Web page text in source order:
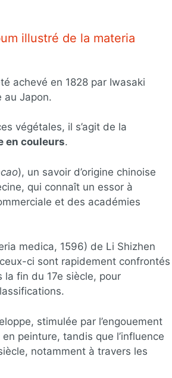
illustré de la materia
achevé en 1828 par Iwasaki
au Japon.
végétales, il s’agit de la
en couleurs.
), un savoir d’origine chinoise
qui connaît un essor à
et des académies
medica, 1596) de Li Shizhen
ci sont rapidement confrontés
la fin du 17e siècle, pour
stimulée par l’engouement
peinture, tandis que l’influence
notamment à travers les